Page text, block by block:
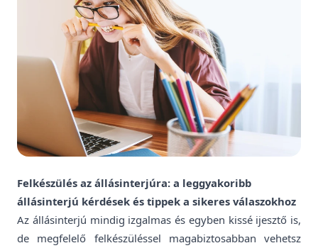
Felkészülés az állásinterjúra: a leggyakoribb
állásinterjú kérdések és tippek a sikeres válaszokhoz
Az állásinterjú mindig izgalmas és egyben kissé ijesztő is,
de megfelelő felkészüléssel magabiztosabban vehetsz